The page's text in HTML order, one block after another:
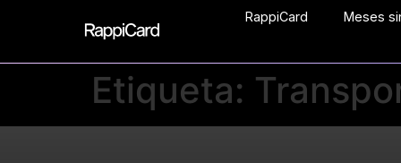
RappiCard Meses
Etiqueta: